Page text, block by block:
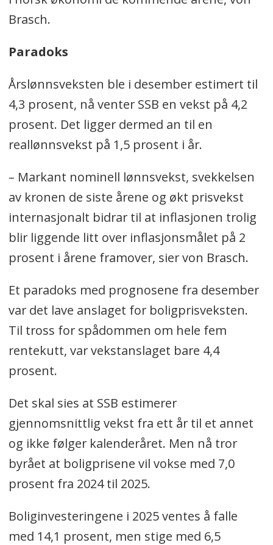
Brasch.
Paradoks
Årslønnsveksten ble i desember estimert til
4,3 prosent, nå venter SSB en vekst på 4,2
prosent. Det ligger dermed an til en
reallønnsvekst på 1,5 prosent i år.
– Markant nominell lønnsvekst, svekkelsen
av kronen de siste årene og økt prisvekst
internasjonalt bidrar til at inflasjonen trolig
blir liggende litt over inflasjonsmålet på 2
prosent i årene framover, sier von Brasch.
Et paradoks med prognosene fra desember
var det lave anslaget for boligprisveksten.
Til tross for spådommen om hele fem
rentekutt, var vekstanslaget bare 4,4
prosent.
Det skal sies at SSB estimerer
gjennomsnittlig vekst fra ett år til et annet
og ikke følger kalenderåret. Men nå tror
byrået at boligprisene vil vokse med 7,0
prosent fra 2024 til 2025.
Boliginvesteringene i 2025 ventes å falle
med 14,1 prosent, men stige med 6,5